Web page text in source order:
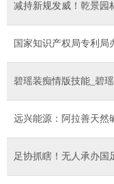
减持新规发威！乾景园
国家知识产权局专利
碧瑶装痴情版技能_碧
远兴能源：阿拉善天然
足协抓瞎！无人承办国